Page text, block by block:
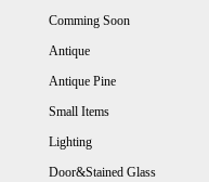
Comming Soon
Antique
Antique Pine
Small Items
Lighting
Door&Stained Glass